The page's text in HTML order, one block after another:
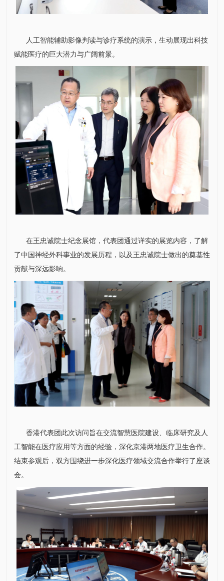
人工智能辅助影像判读与诊疗系统的演示，生动展现出科技
赋能医疗的巨大潜力与广阔前景。
在王忠诚院士纪念展馆，代表团通过详实的展览内容，了解
了中国神经外科事业的发展历程，以及王忠诚院士做出的奠基性
贡献与深远影响。
香港代表团此次访问旨在交流智慧医院建设、临床研究及人
工智能在医疗应用等方面的经验，深化京港两地医疗卫生合作。
结束参观后，双方围绕进一步深化医疗领域交流合作举行了座谈
会。